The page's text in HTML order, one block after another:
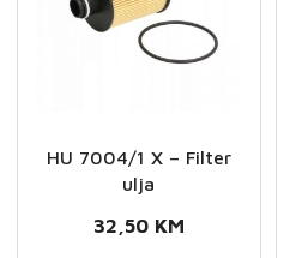
HU 7004/1 X – Filter
ulja
32,50 KM